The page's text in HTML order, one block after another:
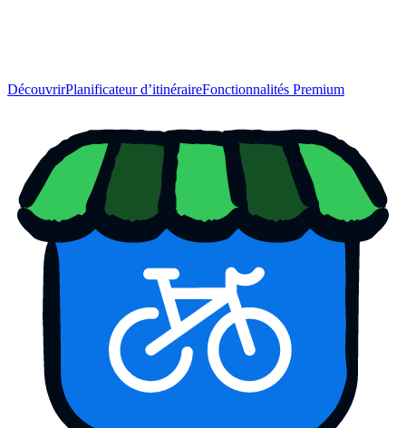
DécouvrirPlanificateur d’itinéraireFonctionnalités Premium